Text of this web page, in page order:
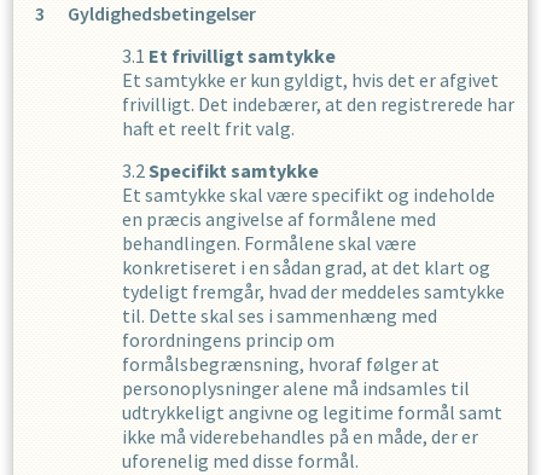
Gyldighedsbetingelser
Et frivilligt samtykke
Et samtykke er kun gyldigt, hvis det er afgivet
frivilligt. Det indebærer, at den registrerede har
haft et reelt frit valg.
Specifikt samtykke
Et samtykke skal være specifikt og indeholde
en præcis angivelse af formålene med
behandlingen. Formålene skal være
konkretiseret i en sådan grad, at det klart og
tydeligt fremgår, hvad der meddeles samtykke
til. Dette skal ses i sammenhæng med
forordningens princip om
formålsbegrænsning, hvoraf følger at
personoplysninger alene må indsamles til
udtrykkeligt angivne og legitime formål samt
ikke må viderebehandles på en måde, der er
uforenelig med disse formål.